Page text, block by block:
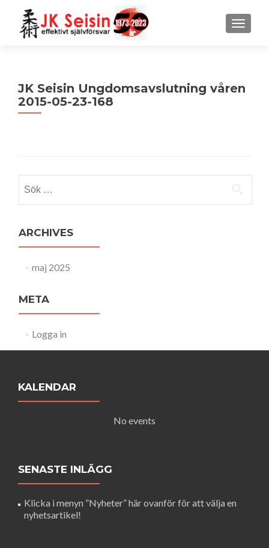
MENU
JK Seisin Ungdomsavslutning våren
2015-05-23-168
efter:
ARCHIVES
maj 2025
META
Logga in
KALENDAR
No events
SENASTE INLÄGG
Klicka i menyn ”Nyheter” här ovanför för att välja en
nyhetsartikel!